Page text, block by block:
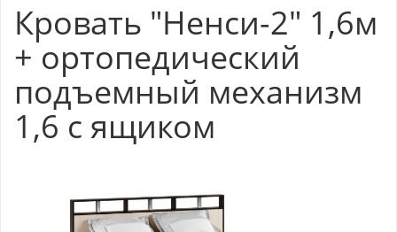
Кровать "Ненси-2" 1,6м
+ ортопедический
подъемный механизм
1,6 с ящиком